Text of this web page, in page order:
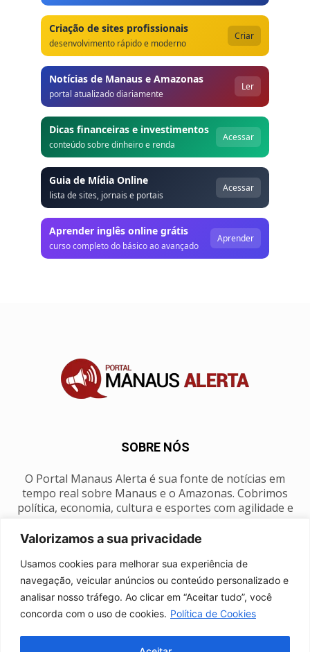
Valorizamos a sua privacidade
Usamos cookies para melhorar sua experiência de
navegação, veicular anúncios ou conteúdo personalizado e
analisar nosso tráfego. Ao clicar em “Aceitar tudo”, você
concorda com o uso de cookies. Política de Cookies
Criação de sites profissionais
desenvolvimento rápido e moderno
Criar
Notícias de Manaus e Amazonas
portal atualizado diariamente
Ler
Dicas financeiras e investimentos
conteúdo sobre dinheiro e renda
Acessar
Guia de Mídia Online
lista de sites, jornais e portais
Acessar
Aprender inglês online grátis
curso completo do básico ao avançado
Aprender
SOBRE NÓS
O Portal Manaus Alerta é sua fonte de notícias em
tempo real sobre Manaus e o Amazonas. Cobrimos
política, economia, cultura e esportes com agilidade e
SIGA-NOS